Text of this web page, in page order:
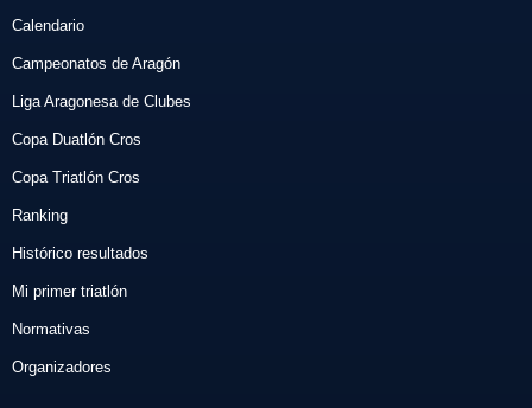
Calendario
Campeonatos de Aragón
Liga Aragonesa de Clubes
Copa Duatlón Cros
Copa Triatlón Cros
Ranking
Histórico resultados
Mi primer triatlón
Normativas
Organizadores